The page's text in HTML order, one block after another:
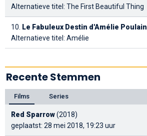
Alternatieve titel: The First Beautiful Thing
10. Le Fabuleux Destin d'Amélie Poulain
Alternatieve titel: Amélie
Recente Stemmen
Films Series
Red Sparrow(2018)
geplaatst: 28 mei 2018, 19:23 uur